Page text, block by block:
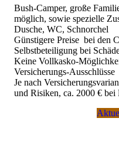
*****
Aktuelles Sonderangebot
Toyota Hilux Allrad
Selbstbeteiligung -
Toyota Fortuner
ohne
Tag
Bei Interesse bitte
Bush-Camper, große
möglich, sowie spezielle
Dusche, WC, Schnorchel
Günstigere Preise bei den
Selbstbeteiligung bei
Keine Vollkasko-
Versicherungs-Ausschlüsse
Je nach
und Risiken, ca. 2000 € bei